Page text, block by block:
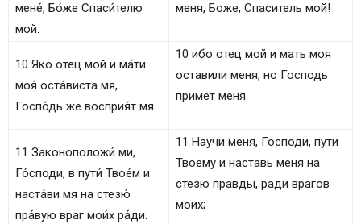
мене́, Бо́же Спаси́телю
мой.
меня, Боже, Спаситель мой!
10 Яко отец мой и ма́ти
моя́ оста́виста мя,
Госпо́дь же восприя́т мя.
10 ибо отец мой и мать моя
оставили меня, но Господь
примет меня.
11 Законоположи́ ми,
Го́споди, в пути́ Твое́м и
наста́ви мя на стезю́
пра́вую враг мои́х ра́ди.
11 Научи меня, Господи, пути
Твоему и наставь меня на
стезю правды, ради врагов
моих;